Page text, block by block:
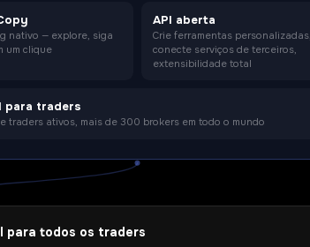
nativo — explore, siga
um clique
API aberta
Crie ferramentas personalizadas,
conecte serviços de terceiros,
extensibilidade total
para traders
traders ativos, mais de 300 brokers em todo o mundo
todos os traders